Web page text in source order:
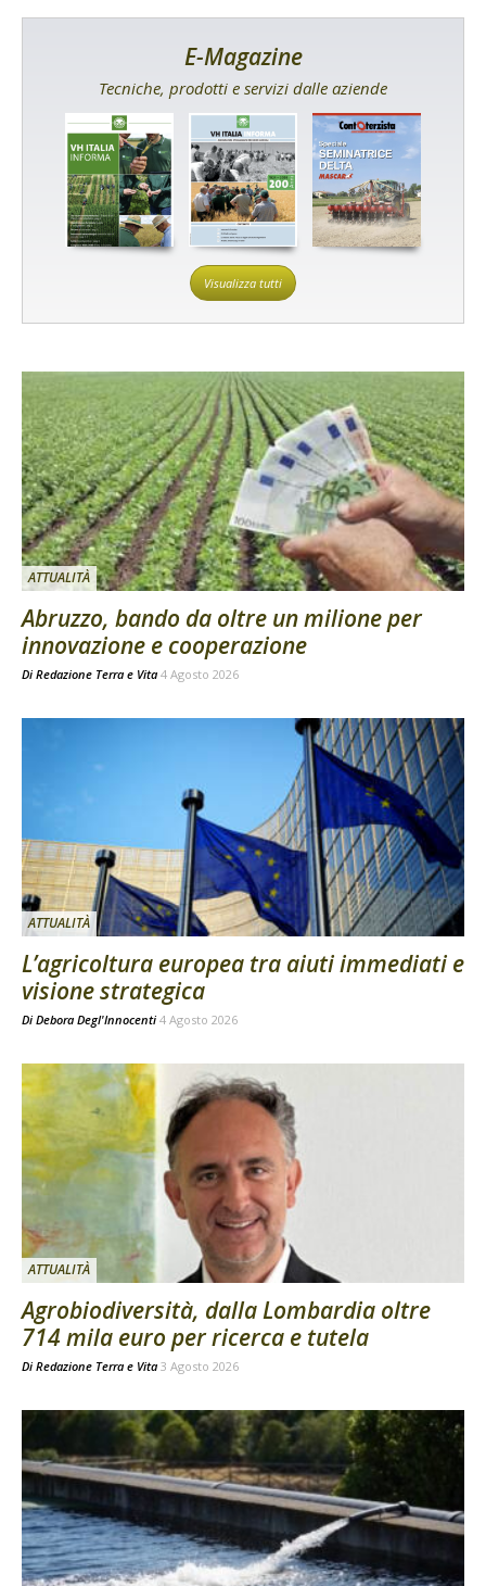
E-Magazine
Tecniche, prodotti e servizi dalle aziende
Visualizza tutti
ATTUALITÀ
Abruzzo, bando da oltre un milione per
innovazione e cooperazione
Di Redazione Terra e Vita 4 Agosto 2026
ATTUALITÀ
L’agricoltura europea tra aiuti immediati e
visione strategica
Di Debora Degl'Innocenti 4 Agosto 2026
ATTUALITÀ
Agrobiodiversità, dalla Lombardia oltre
714 mila euro per ricerca e tutela
Di Redazione Terra e Vita 3 Agosto 2026